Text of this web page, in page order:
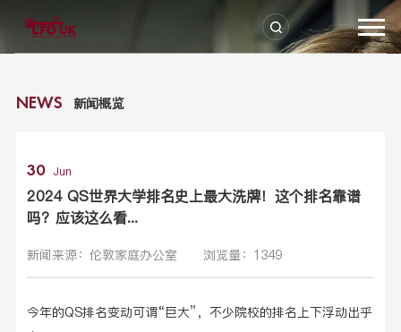
NEWS 新闻概览
30 Jun
2024 QS世界大学排名史上最大洗牌！这个排名靠谱
吗？应该这么看...
新闻来源：伦敦家庭办公室 浏览量：1349
今年的QS排名变动可谓“巨大”，不少院校的排名上下浮动出乎